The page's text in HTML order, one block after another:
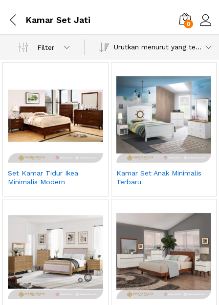
Kamar Set Jati 0
Filter Urutkan menurut yang terbaru
Set Kamar Tidur Ikea
Minimalis Modern
Kamar Set Anak Minimalis
Terbaru